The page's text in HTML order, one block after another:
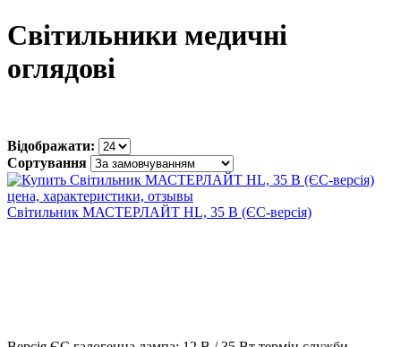
Світильники медичні
оглядові
Відображати:
Сортування
Світильник МАСТЕРЛАЙТ HL, 35 В (ЄС-версія)